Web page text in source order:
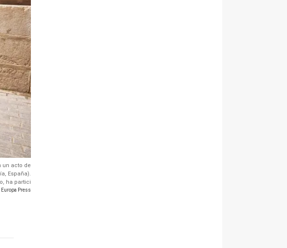
un acto de
España).
ha partici
Press